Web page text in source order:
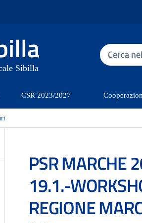
Sibilla
CSR 2023/2027
PSR MARCHE
19.1.-
REGIONE